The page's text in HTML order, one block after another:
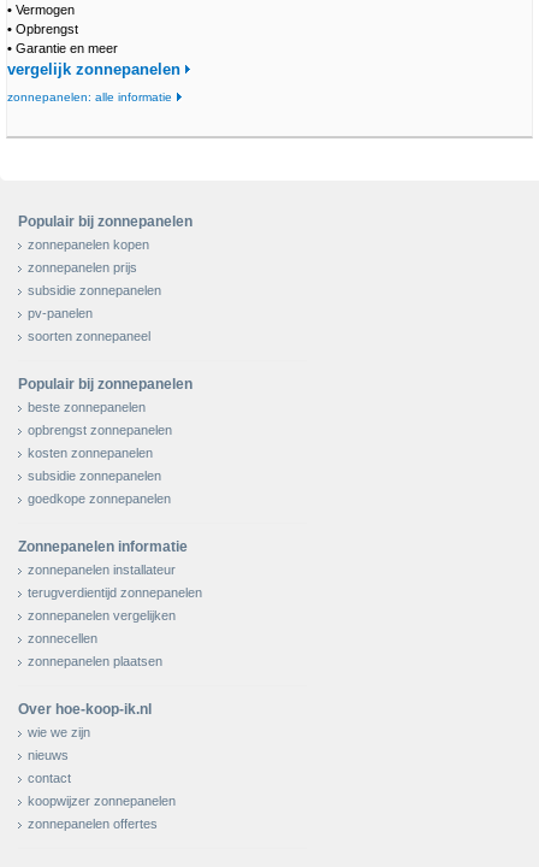
• Vermogen
• Opbrengst
• Garantie en meer
vergelijk zonnepanelen
zonnepanelen: alle informatie
Populair bij zonnepanelen
zonnepanelen kopen
zonnepanelen prijs
subsidie zonnepanelen
pv-panelen
soorten zonnepaneel
Populair bij zonnepanelen
beste zonnepanelen
opbrengst zonnepanelen
kosten zonnepanelen
subsidie zonnepanelen
goedkope zonnepanelen
Zonnepanelen informatie
zonnepanelen installateur
terugverdientijd zonnepanelen
zonnepanelen vergelijken
zonnecellen
zonnepanelen plaatsen
Over hoe-koop-ik.nl
wie we zijn
nieuws
contact
koopwijzer zonnepanelen
zonnepanelen offertes